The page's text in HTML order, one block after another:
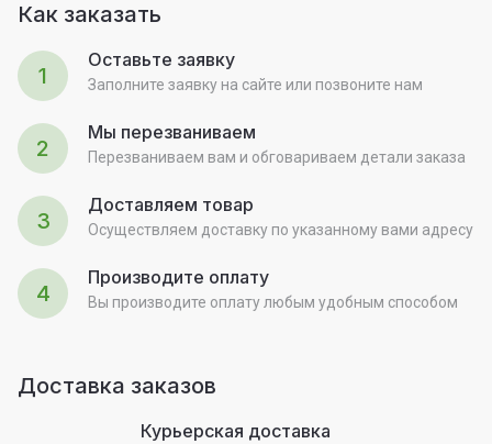
Как заказать
1
Оставьте заявку
Заполните заявку на сайте или позвоните нам
2
Мы перезваниваем
Перезваниваем вам и обговариваем детали заказа
3
Доставляем товар
Осуществляем доставку по указанному вами адресу
4
Производите оплату
Вы производите оплату любым удобным способом
Доставка заказов
Курьерская доставка